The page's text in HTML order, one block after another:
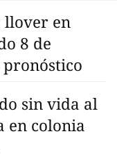
llover en
8 de
pronóstico
sin vida al
en colonia